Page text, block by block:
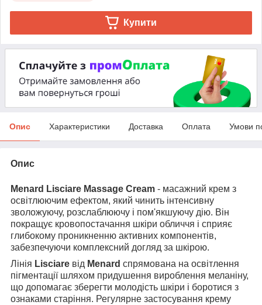
Купити
Опис Характеристики Доставка Оплата Умови
Опис
Menard Lisciare Massage Cream - масажний крем з
освітлюючим ефектом, який чинить інтенсивну
зволожуючу, розслаблюючу і пом'якшуючу дію. Він
покращує кровопостачання шкіри обличчя і сприяє
глибокому проникненню активних компонентів,
забезпечуючи комплексний догляд за шкірою.
Лінія Lisciare від Menard спрямована на освітлення
пігментації шляхом придушення вироблення меланіну,
що допомагає зберегти молодість шкіри і боротися з
ознаками старіння. Регулярне застосування крему